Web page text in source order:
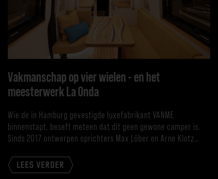
Vakmanschap op vier wielen - en het
meesterwerk La Onda
Wie de in Hamburg gevestigde luxefabrikant VANME
binnenstapt, beseft meteen dat dit geen gewone camper is.
Sinds 2017 ontwerpen oprichters Max Löber en Arne Klotz
leven in een bestelwagen. VANME bouwt voertuigen die eruit
zien als op maat gemaakte architecturale objecten - gemaakt
LEES VERDER